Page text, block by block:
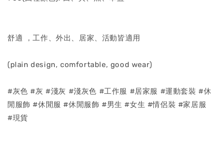
舒適 ，工作、外出、居家、活動皆適用
(plain design, comfortable, good wear)
#灰色 #灰 #淺灰 #淺灰色 #工作服 #居家服 #運動套裝 #休
閒服飾 #休閒服 #休閒服飾 #男生 #女生 #情侶裝 #家居服
#現貨